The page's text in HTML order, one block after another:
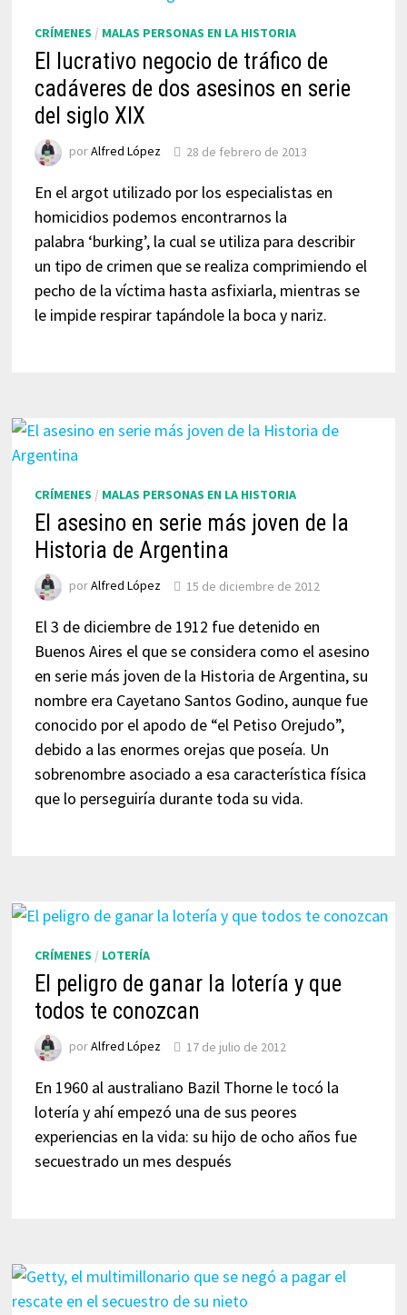
CRÍMENES / MALAS PERSONAS EN LA HISTORIA
El lucrativo negocio de tráfico de
cadáveres de dos asesinos en serie
del siglo XIX
porAlfred López 28 de febrero de 2013
En el argot utilizado por los especialistas en
homicidios podemos encontrarnos la
palabra ‘burking’, la cual se utiliza para describir
un tipo de crimen que se realiza comprimiendo el
pecho de la víctima hasta asfixiarla, mientras se
le impide respirar tapándole la boca y nariz.
CRÍMENES / MALAS PERSONAS EN LA HISTORIA
El asesino en serie más joven de la
Historia de Argentina
porAlfred López 15 de diciembre de 2012
El 3 de diciembre de 1912 fue detenido en
Buenos Aires el que se considera como el asesino
en serie más joven de la Historia de Argentina, su
nombre era Cayetano Santos Godino, aunque fue
conocido por el apodo de “el Petiso Orejudo”,
debido a las enormes orejas que poseía. Un
sobrenombre asociado a esa característica física
que lo perseguiría durante toda su vida.
CRÍMENES / LOTERÍA
El peligro de ganar la lotería y que
todos te conozcan
porAlfred López 17 de julio de 2012
En 1960 al australiano Bazil Thorne le tocó la
lotería y ahí empezó una de sus peores
experiencias en la vida: su hijo de ocho años fue
secuestrado un mes después